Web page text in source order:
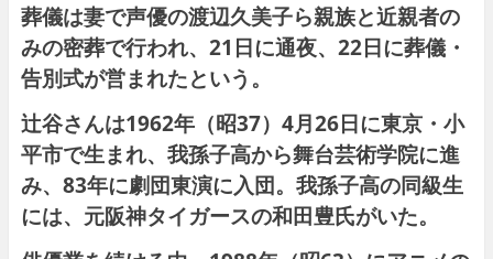
葬儀は妻で声優の渡辺久美子ら親族と近親者の
みの密葬で行われ、21日に通夜、22日に葬儀・
告別式が営まれたという。
辻谷さんは1962年（昭37）4月26日に東京・小
平市で生まれ、我孫子高から舞台芸術学院に進
み、83年に劇団東演に入団。我孫子高の同級生
には、元阪神タイガースの和田豊氏がいた。